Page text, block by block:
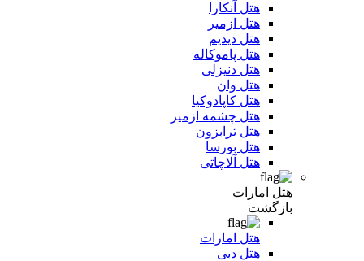
هتل آنکارا
هتل ازمیر
هتل دیدیم
هتل پاموکاله
هتل دنیزلی
هتل وان
هتل کاپادوکیا
هتل چشمه ازمیر
هتل ترابزون
هتل بورسا
هتل آلاچاتی
هتل امارات
بازگشت
هتل امارات
هتل دبی